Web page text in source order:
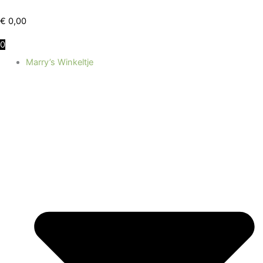
naar
inhoud
€ 0,00
0
Marry’s Winkeltje